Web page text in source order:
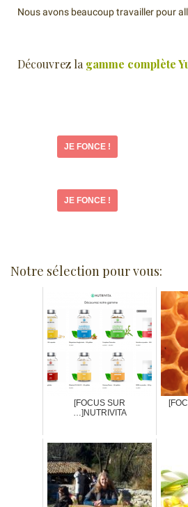
Nous avons beaucoup travailler pour
Découvrez la gamme complète
JE FONCE !
JE FONCE !
Notre sélection pour vous:
[FOCUS SUR
…]NUTRIVITA